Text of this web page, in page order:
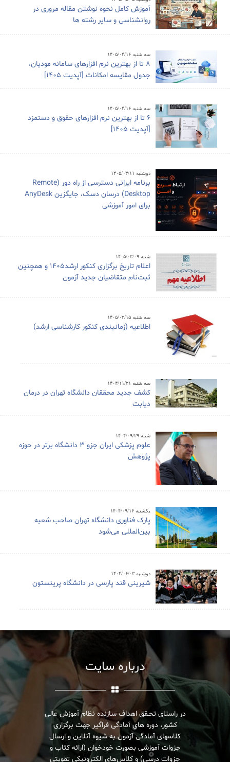
آموزش کامل نحوه نوشتن مقاله مروری در
روانشناسی و سایر رشته ها
سه شنبه ۱۴۰۵/۰۴/۱۶
8 تا از بهترین نرم افزارهای سامانه مودیان،
جدول مقایسه امکانات [آپدیت 1405]
سه شنبه ۱۴۰۵/۰۴/۱۶
6 تا از بهترین نرم افزارهای حقوق و دستمزد
[آپدیت 1405]
دوشنبه ۱۴۰۵/۰۳/۱۱
برنامه ایرانی دسترسی از راه دور (Remote
Desktop) درسان دسک، جایگزین AnyDesk
برای امور آموزشی
شنبه ۱۴۰۵/۰۳/۰۹
اعلام تاریخ برگزاری کنکور ارشد1405 و همچنین
ثبت‌نام متقاضیان جدید آزمون
سه شنبه ۱۴۰۵/۰۲/۱۵
اطلاعیه (زمانبندی کنکور کارشناسی ارشد)
سه شنبه ۱۴۰۴/۱۱/۲۱
کشف جدید محققان دانشگاه تهران در درمان
دیابت
شنبه ۱۴۰۴/۰۹/۲۹
علوم پزشکی ایران جزو ۳ دانشگاه برتر در حوزه
پژوهش
یکشنبه ۱۴۰۴/۰۹/۱۶
پارک فناوری دانشگاه تهران صاحب شعبه
بین‌المللی می‌شود
دوشنبه ۱۴۰۴/۰۶/۰۳
شیرینی قند پارسی در دانشگاه پرینستون
درباره سایت
در راستای تحـقق اهداف سازنده نظام آموزش عالی
کشور، دوره های آمادگی فراگیر جهت برگزاری
کلاسهای آمادگی آزمون به شیوه آنلاین و ارسال
جزوات آموزشی بصورت خودخوان (ارائه کتاب و
جزوات درسی) و کلاس‌های الکترونیکی تقویتی